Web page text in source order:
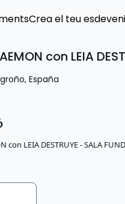
Crea el teu
con LEIA
, España
con LEIA DESTRUYE - SALA